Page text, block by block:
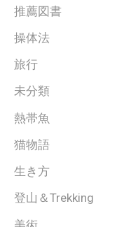
推薦図書
操体法
旅行
未分類
熱帯魚
猫物語
生き方
登山＆Trekking